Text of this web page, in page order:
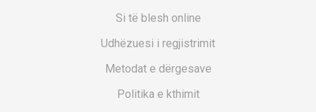
Si të blesh online
Udhëzuesi i regjistrimit
Metodat e dërgesave
Politika e kthimit